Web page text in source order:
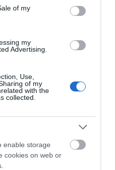
of my
my
Advertising.
Use,
of my
with the
collected.
enable storage
cookies on web or
a nagy összegeket,
Dunaferrként szerepelt.
sportélet
bajnok focicsapata,
remek tornacsapata?
Ezzel szerintem
a remek nemzetközi
csapatot is nagyon
múlt, hogy bejussanak